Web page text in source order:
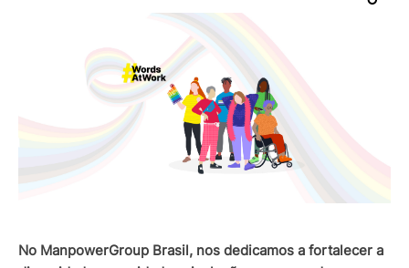
No ManpowerGroup Brasil, nos dedicamos a fortalecer a